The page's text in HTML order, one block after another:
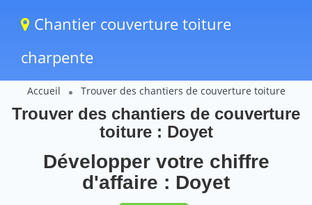
Chantier couverture toiture
charpente
Accueil Trouver des chantiers de couverture toiture
Trouver des chantiers de couverture
toiture : Doyet
Développer votre chiffre
d'affaire : Doyet